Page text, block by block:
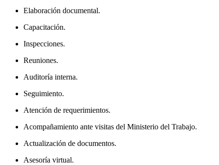
Elaboración documental.
Capacitación.
Inspecciones.
Reuniones.
Auditoría interna.
Seguimiento.
Atención de requerimientos.
Acompañamiento ante visitas del Ministerio del Trabajo.
Actualización de documentos.
Asesoría virtual.